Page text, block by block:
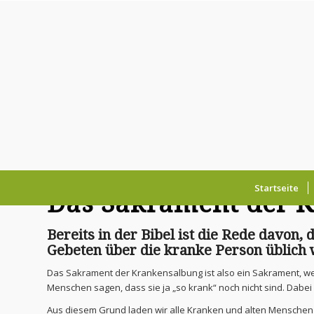
Startseite
Das Sakrament der
Bereits in der Bibel ist die Rede davon,
Gebeten über die kranke Person üblich
Das Sakrament der Krankensalbung ist also ein Sakrament,
Menschen sagen, dass sie ja „so krank“ noch nicht sind.
Aus diesem Grund laden wir alle Kranken und alten Menschen